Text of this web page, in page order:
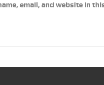
email, and website in